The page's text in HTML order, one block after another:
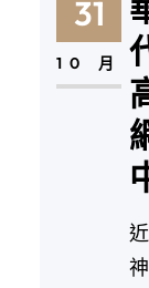
31
10 月